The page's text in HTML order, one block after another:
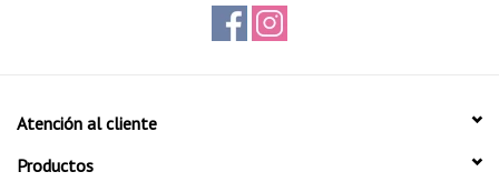
Atención al cliente
Productos